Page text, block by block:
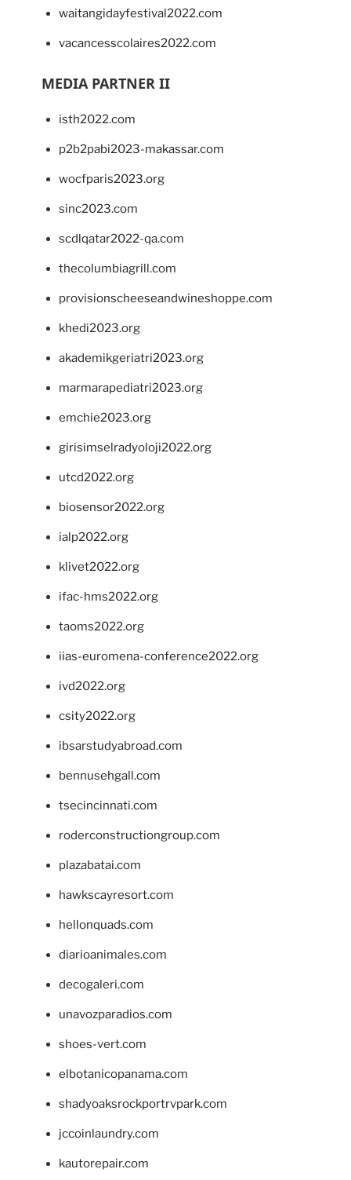
waitangidayfestival2022.com
vacancesscolaires2022.com
MEDIA PARTNER II
isth2022.com
p2b2pabi2023-makassar.com
wocfparis2023.org
sinc2023.com
scdlqatar2022-qa.com
thecolumbiagrill.com
provisionscheeseandwineshoppe.com
khedi2023.org
akademikgeriatri2023.org
marmarapediatri2023.org
emchie2023.org
girisimselradyoloji2022.org
utcd2022.org
biosensor2022.org
ialp2022.org
klivet2022.org
ifac-hms2022.org
taoms2022.org
iias-euromena-conference2022.org
ivd2022.org
csity2022.org
ibsarstudyabroad.com
bennusehgall.com
tsecincinnati.com
roderconstructiongroup.com
plazabatai.com
hawkscayresort.com
hellonquads.com
diarioanimales.com
decogaleri.com
unavozparadios.com
shoes-vert.com
elbotanicopanama.com
shadyoaksrockportrvpark.com
jccoinlaundry.com
kautorepair.com